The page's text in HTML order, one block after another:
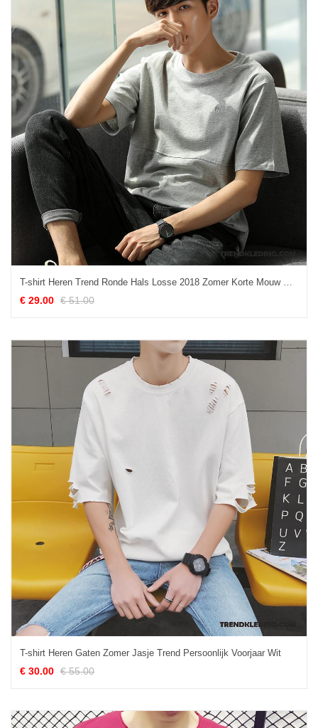
T-shirt Heren Trend Ronde Hals Losse 2018 Zomer Korte Mouw Effen Kleur Grijs
€ 29.00 € 51.00
T-shirt Heren Gaten Zomer Jasje Trend Persoonlijk Voorjaar Wit
€ 30.00 € 55.00